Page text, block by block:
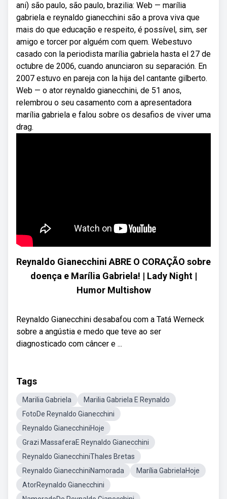
ani) são paulo, são paulo, brazilia: Web — marília
gabriela e reynaldo gianecchini são a prova viva que
mais do que educação e respeito, é possível, sim, ser
amigo e torcer por alguém com quem. Webestuvo
casado con la periodista marília gabriela hasta el 27 de
octubre de 2006, cuando anunciaron su separación. En
2007 estuvo en pareja con la hija del cantante gilberto.
Web — o ator reynaldo gianecchini, de 51 anos,
relembrou o seu casamento com a apresentadora
marília gabriela e falou sobre os desafios de viver uma
drag.
Reynaldo Gianecchini ABRE O CORAÇÃO sobre
doença e Marília Gabriela! | Lady Night |
Humor Multishow
Reynaldo Gianecchini desabafou com a Tatá Werneck
sobre a angústia e medo que teve ao ser
diagnosticado com câncer e ...
Tags
Marilia Gabriela
Marilia Gabriela E Reynaldo
FotoDe Reynaldo Gianecchini
Reynaldo GianecchiniHoje
Grazi MassaferaE Reynaldo Gianecchini
Reynaldo GianecchiniThales Bretas
Reynaldo GianecchiniNamorada
Marília GabrielaHoje
AtorReynaldo Gianecchini